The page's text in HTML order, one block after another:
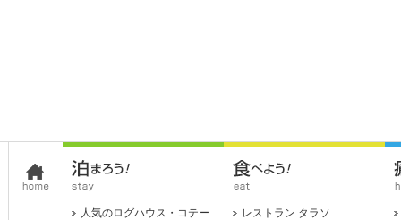
人気のログハウス・コテー
レストラン タラソ